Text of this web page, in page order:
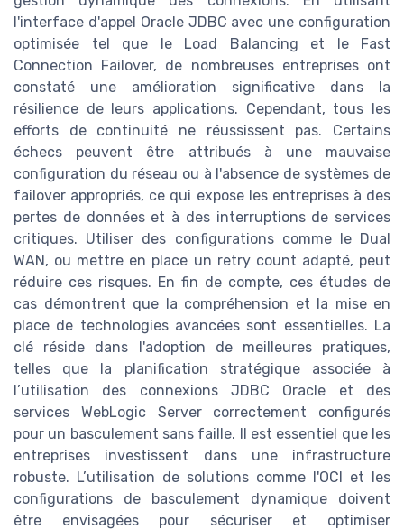
l'interface d'appel Oracle JDBC avec une configuration
optimisée tel que le Load Balancing et le Fast
Connection Failover, de nombreuses entreprises ont
constaté une amélioration significative dans la
résilience de leurs applications. Cependant, tous les
efforts de continuité ne réussissent pas. Certains
échecs peuvent être attribués à une mauvaise
configuration du réseau ou à l'absence de systèmes de
failover appropriés, ce qui expose les entreprises à des
pertes de données et à des interruptions de services
critiques. Utiliser des configurations comme le Dual
WAN, ou mettre en place un retry count adapté, peut
réduire ces risques. En fin de compte, ces études de
cas démontrent que la compréhension et la mise en
place de technologies avancées sont essentielles. La
clé réside dans l'adoption de meilleures pratiques,
telles que la planification stratégique associée à
l’utilisation des connexions JDBC Oracle et des
services WebLogic Server correctement configurés
pour un basculement sans faille. Il est essentiel que les
entreprises investissent dans une infrastructure
robuste. L’utilisation de solutions comme l'OCI et les
configurations de basculement dynamique doivent
être envisagées pour sécuriser et optimiser